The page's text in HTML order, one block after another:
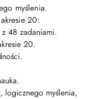
myślenia.
20:
48 zadaniami.
20.
logicznego myślenia,